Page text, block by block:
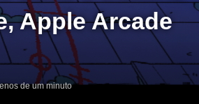
Apple Arcade
de um minuto